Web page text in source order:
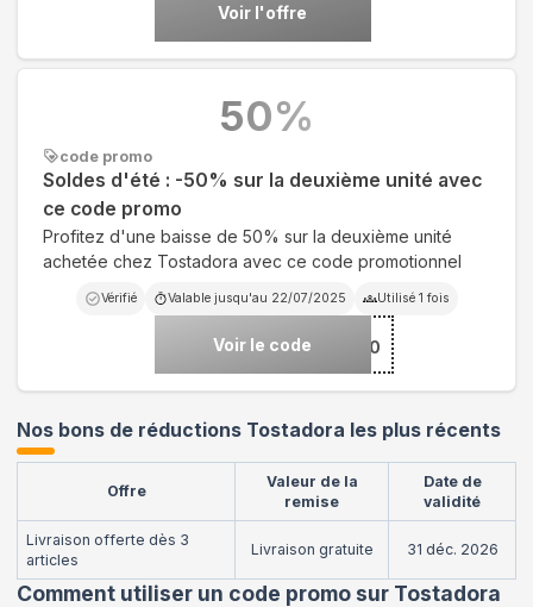
Voir l'offre
code promo
Soldes d'été : -50% sur la deuxième unité avec
ce code promo
Profitez d'une baisse de 50% sur la deuxième unité
achetée chez Tostadora avec ce code promotionnel
Vérifié Valable jusqu'au 22/07/2025 Utilisé 1 fois
Voir le code***DES50
50%
Nos bons de réductions Tostadora les plus récents
Offre
Valeur de la
remise
Date de
validité
Livraison offerte dès 3
articles
Livraison gratuite 31 déc. 2026
Comment utiliser un code promo sur Tostadora